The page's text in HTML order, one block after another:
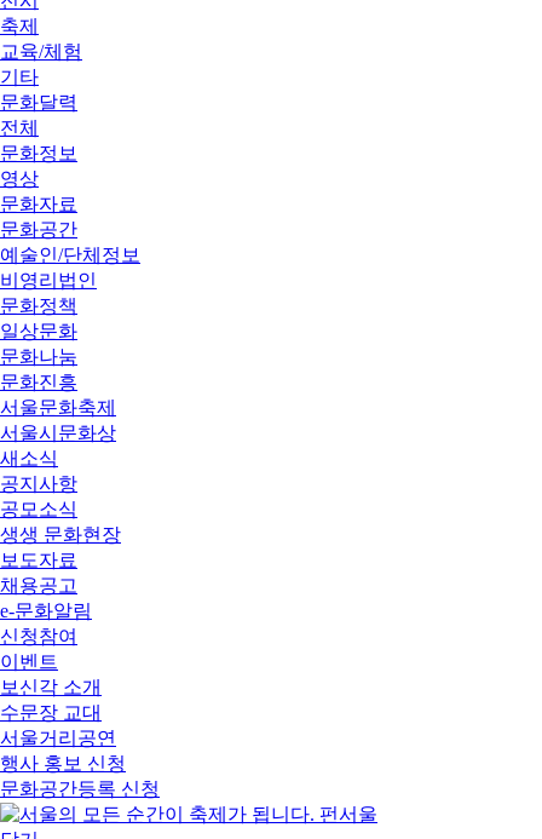
축제
교육/체험
기타
문화달력
전체
문화정보
영상
문화자료
문화공간
예술인/단체정보
비영리법인
문화정책
일상문화
문화나눔
문화진흥
서울문화축제
서울시문화상
새소식
공지사항
공모소식
생생 문화현장
보도자료
채용공고
e-문화알림
신청참여
이벤트
보신각 소개
수문장 교대
서울거리공연
행사 홍보 신청
문화공간등록 신청